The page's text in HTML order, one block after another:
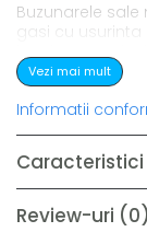
Buzunarele
gasi cu
interior mare
hainele umede,
pot gazdui
Gentuta
curelele de
pentru a
Vezi mai mult
Informatii
Caracteristici
Review-uri (0)